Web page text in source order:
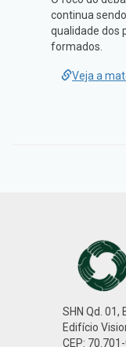
continua
qualidade dos
formados.
Veja a
SHN Qd. 01,
Edifício
CEP: